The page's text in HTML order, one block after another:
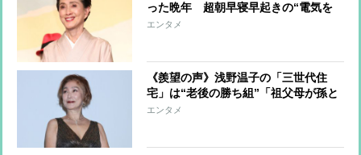
った晩年 超朝早寝早起きの“電気を
使わない生活”、楽しみは「コンビニ
エンタメ
《羨望の声》浅野温子の「三世代住
宅」は“老後の勝ち組”「祖父母が孫と
過ごせる時間は非常に短い」
エンタメ